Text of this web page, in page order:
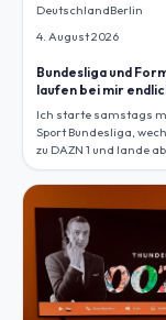
DeutschlandBerlin
4. August 2026
Bundesliga und
laufen bei mir
Ich starte samstags
Sport Bundesliga,
zu DAZN 1 und lande
UFC TV, ohne
Boxen und Apps zu